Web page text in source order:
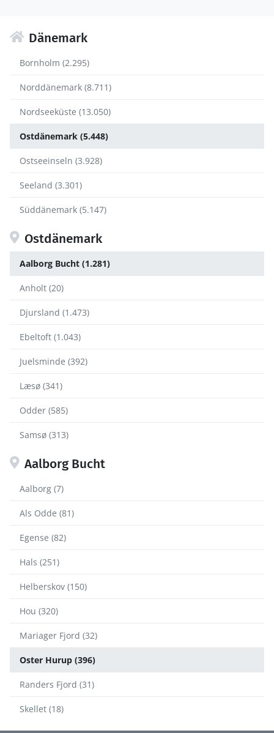
Dänemark
Bornholm (2.295)
Norddänemark (8.711)
Nordseeküste (13.050)
Ostdänemark (5.448)
Ostseeinseln (3.928)
Seeland (3.301)
Süddänemark (5.147)
Ostdänemark
Aalborg Bucht (1.281)
Anholt (20)
Djursland (1.473)
Ebeltoft (1.043)
Juelsminde (392)
Læsø (341)
Odder (585)
Samsø (313)
Aalborg Bucht
Aalborg (7)
Als Odde (81)
Egense (82)
Hals (251)
Helberskov (150)
Hou (320)
Mariager Fjord (32)
Oster Hurup (396)
Randers Fjord (31)
Skellet (18)